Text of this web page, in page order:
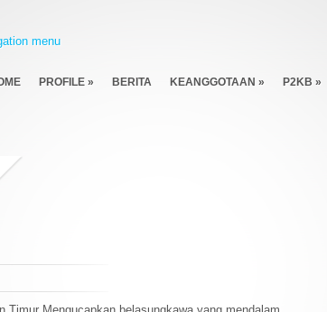
menu
PROFILE » BERITA KEANGGOTAAN » P2KB »